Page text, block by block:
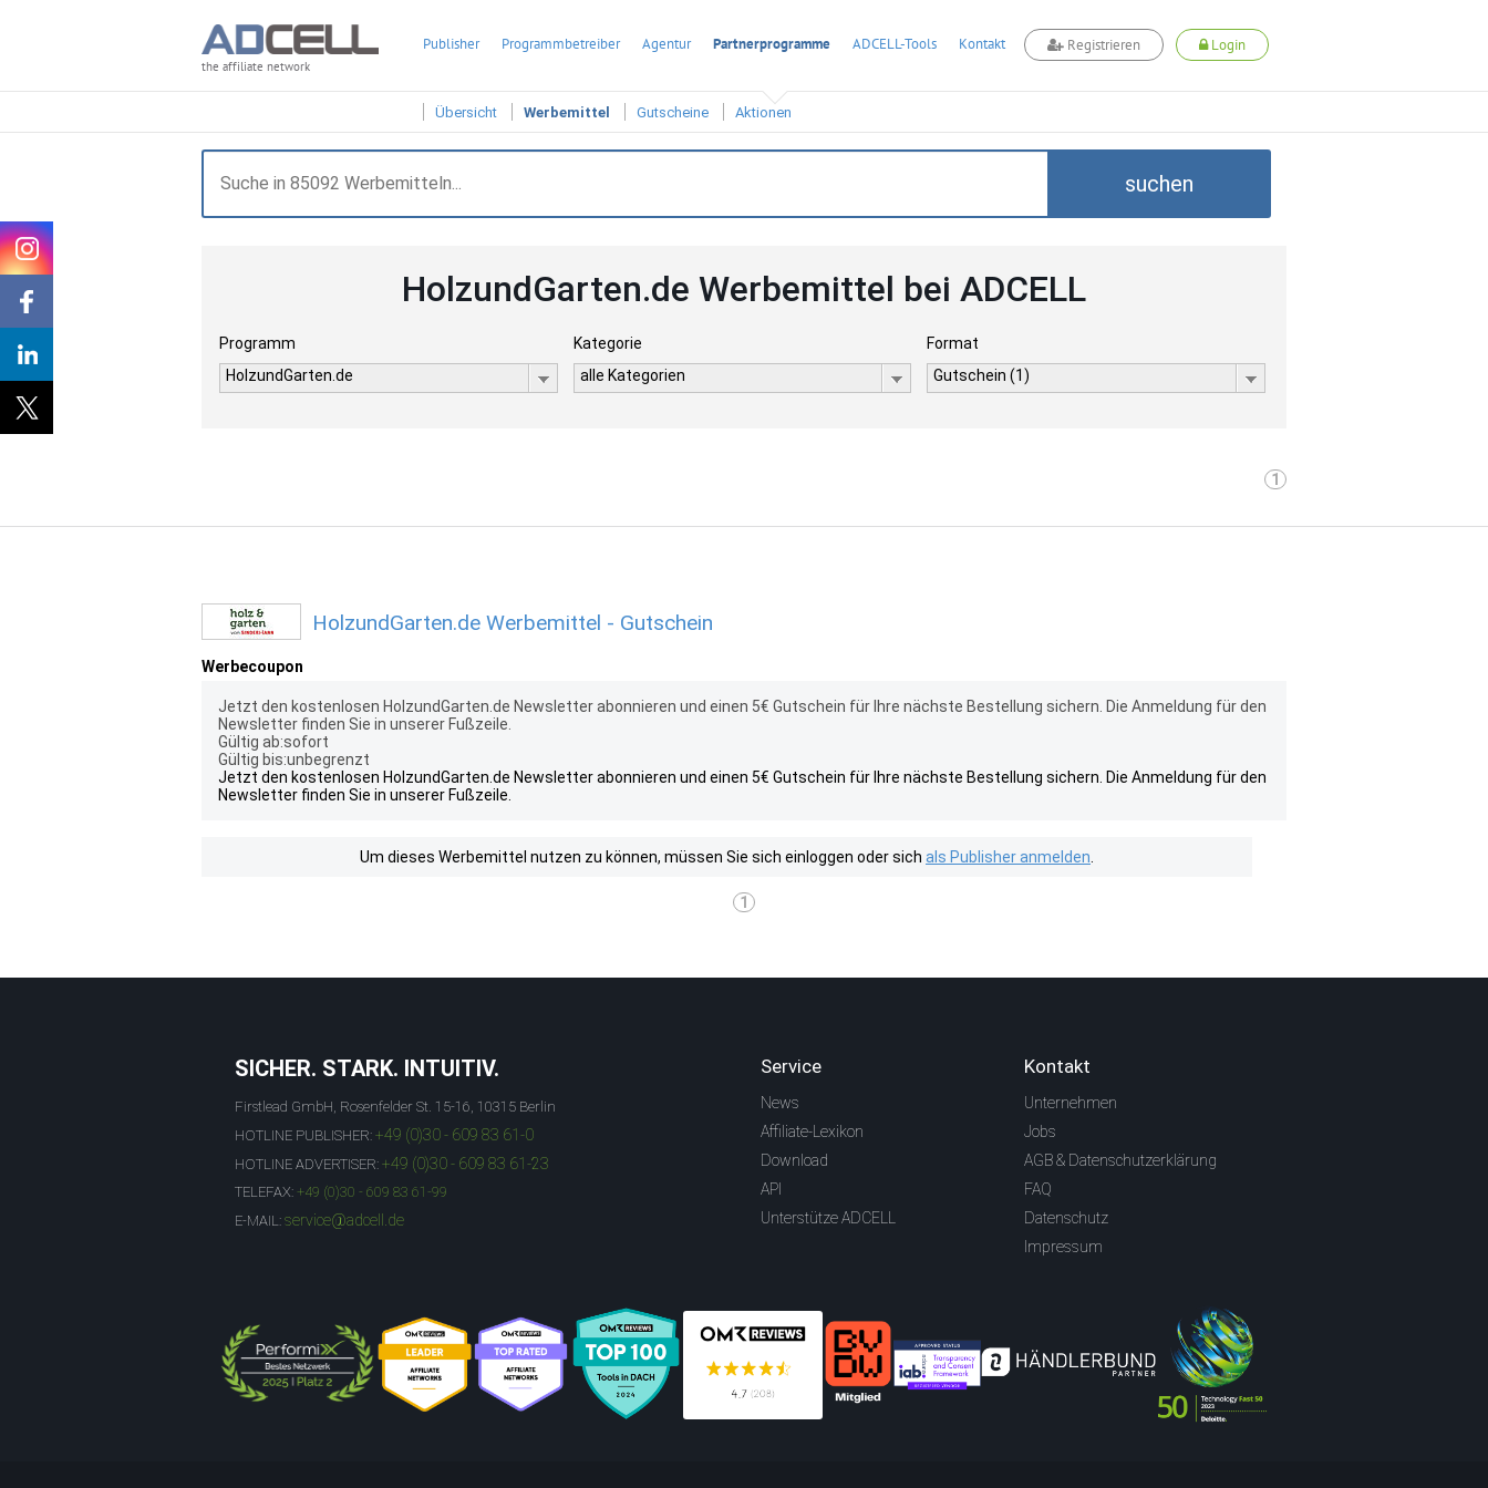
the affiliate network
Publisher Programmbetreiber Agentur Partnerprogramme ADCELL-Tools Kontakt Registrieren Login
Übersicht Werbemittel Gutscheine Aktionen
suchen
HolzundGarten.de Werbemittel bei ADCELL
Programm
HolzundGarten.de
Kategorie
alle Kategorien
Format
Gutschein (1)
1
HolzundGarten.de Werbemittel - Gutschein
Werbecoupon
Jetzt den kostenlosen HolzundGarten.de Newsletter abonnieren und einen 5€ Gutschein für Ihre nächste Bestellung sichern. Die Anmeldung für den
Newsletter finden Sie in unserer Fußzeile.
Gültig ab:sofort
Gültig bis:unbegrenzt
Jetzt den kostenlosen HolzundGarten.de Newsletter abonnieren und einen 5€ Gutschein für Ihre nächste Bestellung sichern. Die Anmeldung für den
Newsletter finden Sie in unserer Fußzeile.
Um dieses Werbemittel nutzen zu können, müssen Sie sich einloggen oder sich als Publisher anmelden
1
SICHER. STARK. INTUITIV.
Firstlead GmbH, Rosenfelder St. 15-16, 10315 Berlin
HOTLINE PUBLISHER: +49 (0)30 - 609 83 61-0
HOTLINE ADVERTISER: +49 (0)30 - 609 83 61-23
TELEFAX: +49 (0)30 - 609 83 61-99
E-MAIL: service@adcell.de
Service
News
Affiliate-Lexikon
Download
API
Unterstütze ADCELL
Kontakt
Unternehmen
Jobs
AGB & Datenschutzerklärung
FAQ
Datenschutz
Impressum